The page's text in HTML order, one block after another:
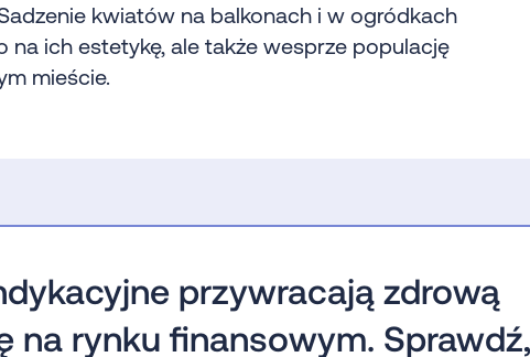
kwiatów na balkonach i w ogródkach
na ich estetykę, ale także wesprze populację
mieście.
przywracają zdrową
na rynku finansowym. Sprawdź,